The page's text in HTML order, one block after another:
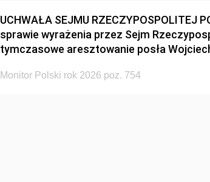
UCHWAŁA SEJMU RZECZYPOSPOLITEJ
sprawie wyrażenia przez Sejm
tymczasowe aresztowanie posła
Monitor Polski rok 2026 poz. 754